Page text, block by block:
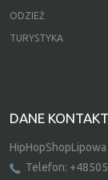
ODZIEŻ
TURYSTYKA
DANE
HipHopShopLipowa
Telefon: